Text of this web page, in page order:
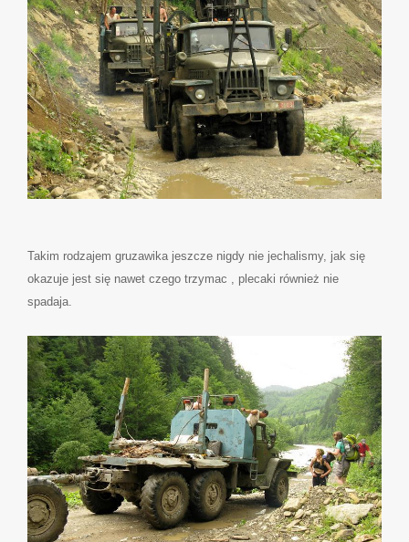
Takim rodzajem gruzawika jeszcze nigdy nie jechalismy, jak się
okazuje jest się nawet czego trzymac , plecaki również nie
spadaja.